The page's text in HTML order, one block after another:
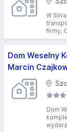
W
firmy.
Dom Weselny
Marcin
Dom